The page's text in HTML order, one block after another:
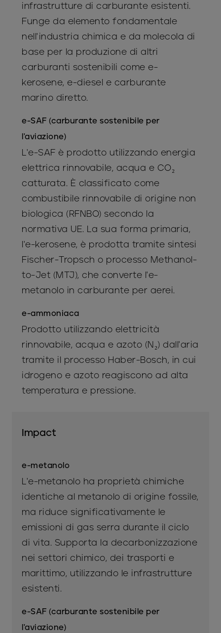
infrastrutture di carburante esistenti.
Funge da elemento fondamentale
nell'industria chimica e da molecola di
base per la produzione di altri
carburanti sostenibili come e-
kerosene, e-diesel e carburante
marino diretto.
e-SAF (carburante sostenibile per
l'aviazione)
L'e-SAF è prodotto utilizzando energia
elettrica rinnovabile, acqua e CO₂
catturata. È classificato come
combustibile rinnovabile di origine non
biologica (RFNBO) secondo la
normativa UE. La sua forma primaria,
l'e-kerosene, è prodotta tramite sintesi
Fischer-Tropsch o processo Methanol-
to-Jet (MTJ), che converte l'e-
metanolo in carburante per aerei.
e-ammoniaca
Prodotto utilizzando elettricità
rinnovabile, acqua e azoto (N₂) dall'aria
tramite il processo Haber-Bosch, in cui
idrogeno e azoto reagiscono ad alta
temperatura e pressione.
Impact
e-metanolo
L'e-metanolo ha proprietà chimiche
identiche al metanolo di origine fossile,
ma riduce significativamente le
emissioni di gas serra durante il ciclo
di vita. Supporta la decarbonizzazione
nei settori chimico, dei trasporti e
marittimo, utilizzando le infrastrutture
esistenti.
e-SAF (carburante sostenibile per
l'aviazione)